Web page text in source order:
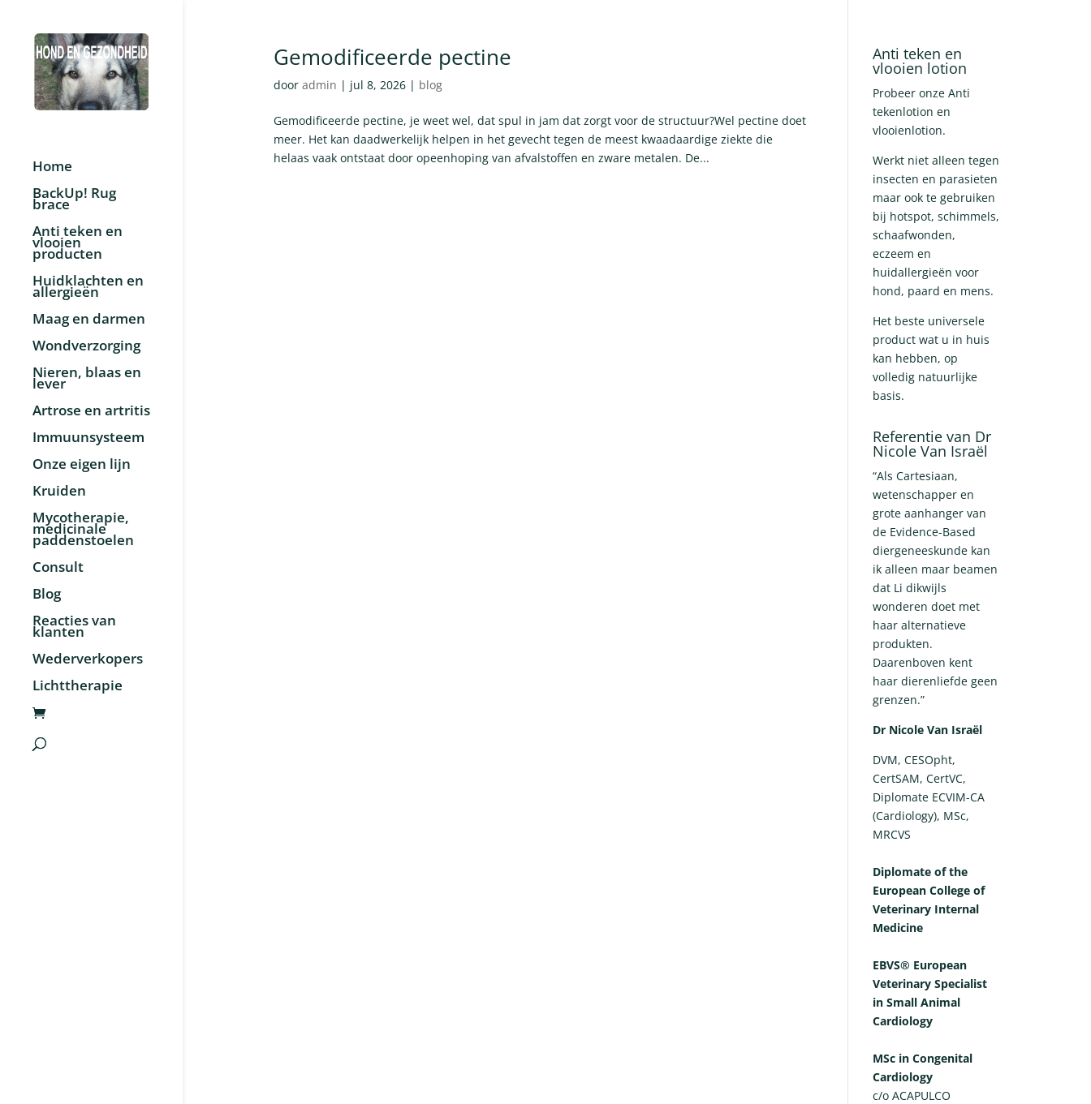
Home
BackUp! Rug
brace
Anti teken en
vlooien
producten
Huidklachten en
allergieën
Maag en darmen
Wondverzorging
Nieren, blaas en
lever
Artrose en artritis
Immuunsysteem
Onze eigen lijn
Kruiden
Mycotherapie,
medicinale
paddenstoelen
Consult
Blog
Reacties van
klanten
Wederverkopers
Lichttherapie
Gemodificeerde pectine
door admin | jul 8, 2026| blog
Gemodificeerde pectine, je weet wel, dat spul in jam dat zorgt voor de structuur?Wel pectine doet
meer. Het kan daadwerkelijk helpen in het gevecht tegen de meest kwaadaardige ziekte die
helaas vaak ontstaat door opeenhoping van afvalstoffen en zware metalen. De...
Anti teken en
vlooien lotion
Probeer onze Anti
tekenlotion en
vlooienlotion.
Werkt niet alleen tegen
insecten en parasieten
maar ook te gebruiken
bij hotspot, schimmels,
schaafwonden,
eczeem en
huidallergieën voor
hond, paard en mens.
Het beste universele
product wat u in huis
kan hebben, op
volledig natuurlijke
basis.
Referentie van Dr
Nicole Van Israël
“Als Cartesiaan,
wetenschapper en
grote aanhanger van
de Evidence-Based
diergeneeskunde kan
ik alleen maar beamen
dat Li dikwijls
wonderen doet met
haar alternatieve
produkten.
Daarenboven kent
haar dierenliefde geen
grenzen.”
Dr Nicole Van Israël
DVM, CESOpht,
CertSAM, CertVC,
Diplomate ECVIM-CA
(Cardiology), MSc,
MRCVS
Diplomate of the
European College of
Veterinary Internal
Medicine
EBVS® European
Veterinary Specialist
in Small Animal
Cardiology
MSc in Congenital
Cardiology
c/o ACAPULCO